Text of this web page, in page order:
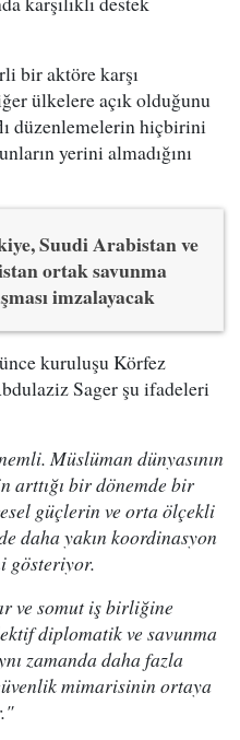
bir aktöre karşı
ülkelere açık olduğunu
düzenlemelerin hiçbirini
yerini almadığını
Suudi Arabistan ve
ortak savunma
imzalayacak
kuruluşu Körfez
Sager şu ifadeleri
Müslüman dünyasının
arttığı bir dönemde bir
güçlerin ve orta ölçekli
daha yakın koordinasyon
gösteriyor.
ve somut iş birliğine
diplomatik ve savunma
zamanda daha fazla
mimarisinin ortaya